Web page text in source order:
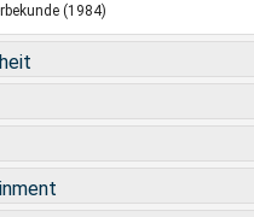
(1984)